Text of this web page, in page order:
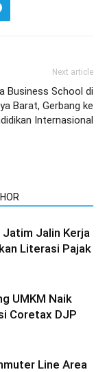
Next article
Business School di
Barat, Gerbang ke
Internasional
Jalin Kerja
Literasi Pajak
UMKM Naik
Coretax DJP
Line Area